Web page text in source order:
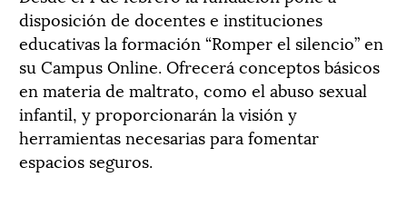
disposición de docentes e instituciones
educativas la formación “Romper el silencio” en
su Campus Online. Ofrecerá conceptos básicos
en materia de maltrato, como el abuso sexual
infantil, y proporcionarán la visión y
herramientas necesarias para fomentar
espacios seguros.